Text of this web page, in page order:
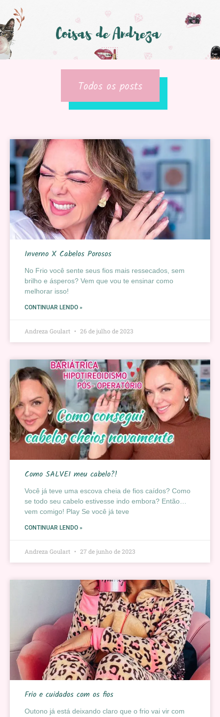
Todos os posts
Inverno X Cabelos Porosos
No Frio você sente seus fios mais ressecados, sem
brilho e ásperos? Vem que vou te ensinar como
melhorar isso!
CONTINUAR LENDO »
Andreza Goulart 26 de julho de 2023
Como SALVEI meu cabelo?!
Você já teve uma escova cheia de fios caídos? Como
se todo seu cabelo estivesse indo embora? Então…
vem comigo! Play Se você já teve
CONTINUAR LENDO »
Andreza Goulart 27 de junho de 2023
Frio e cuidados com os fios
Outono já está deixando claro que o frio vai vir com